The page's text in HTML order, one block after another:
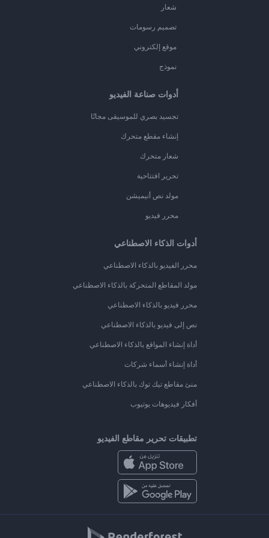
شعار
تصميم رسومات
موقع إلكتروني
نموذج
أدوات صناعة الفيديو
تجسيد بصري للموسيقى مجانًا
إنشاء مقطع متحرك
شعار متحرك
تحرير افتتاحية
مولد نص أنيميشن
محرر فيديو
أدوات الذكاء الاصطناعي
محرر الفيديو بالذكاء الاصطناعي
مولد المقاطع المتحركة بالذكاء الاصطناعي
محرر فيديو بالذكاء الاصطناعي
نص إلى فيديو بالذكاء الاصطناعي
أداة إنشاء المواقع بالذكاء الاصطناعي
أداة إنشاء أسماء شركات
منئ مقاطع تيك توك بالذكاء الاصطناعي
أفكار فيديوهات يوتيوب
تطبيقات تحرير مقاطع الفيديو